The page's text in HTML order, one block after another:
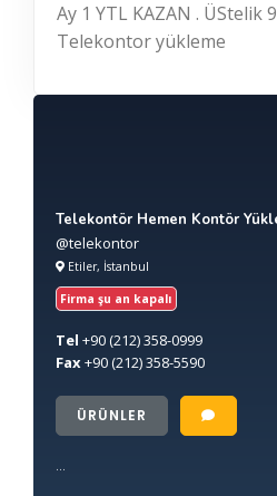
Ay 1 YTL KAZAN . ÜStelik
Telekontor yükleme
Telekontör Hemen Kontör
@telekontor
Etiler, İstanbul
Firma şu an kapalı
Tel +90(212) 358-0999
Fax+90(212) 358-5590
ÜRÜNLER